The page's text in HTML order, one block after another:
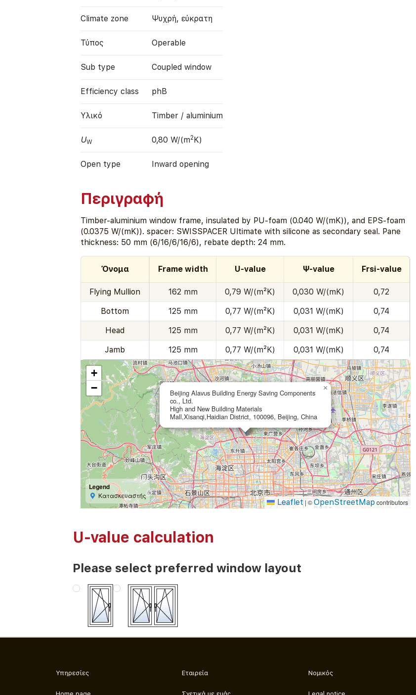
Climate zone Ψυχρή, εύκρατη
Τύπος Operable
Sub type Coupled window
Efficiency class phB
Υλικό Timber / aluminium
UW 0,80 W/(m2K)
Open type Inward opening
Περιγραφή
Timber-aluminium window frame, insulated by PU-foam (0.040 W/(mK)), and EPS-foam
(0.0375 W/(mK)). spacer: SWISSPACER Ultimate with silicone as secondary seal. Pane
thickness: 50 mm (6/16/6/16/6), rebate depth: 24 mm.
Όνομα Frame width U-value Ψ-value Frsi-value
Flying Mullion 162 mm 0,79 W/(m²K) 0,030 W/(mK) 0,72
Bottom 125 mm 0,77 W/(m²K) 0,031 W/(mK) 0,74
Head 125 mm 0,77 W/(m²K) 0,031 W/(mK) 0,74
Jamb 125 mm 0,77 W/(m²K) 0,031 W/(mK) 0,74
Beijing Alavus Building Energy Saving Components
co., Ltd.
High and New Building Materials
Mall,Xisanqi,Haidian District, 100096, Beijing, China
×
+
−
Legend
Κατασκευαστής
Leaflet | ©OpenStreetMap contributors
U-value calculation
Please select preferred window layout
Υπηρεσίες Εταιρεία Νομικός